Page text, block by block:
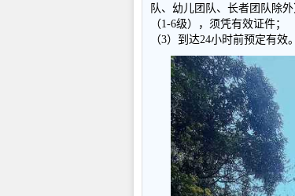
队、幼儿团队、长者团队除
（1-6级），须凭有效证件；
（3）到达24小时前预定有效。